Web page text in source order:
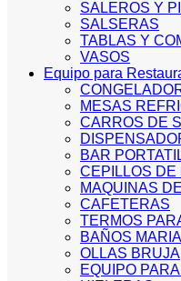
SALEROS Y
SALSERAS
TABLAS Y
VASOS
Equipo para
MESAS
CARROS DE
BAR
CEPILLOS DE
MAQUINAS
CAFETERAS
TERMOS
BAÑOS
OLLAS BRUJA
EQUIPO